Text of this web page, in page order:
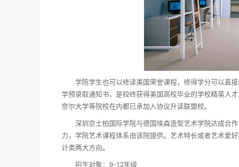
学院学生也可以修读美国荣誉课程，修得学分可以直接
学预录取通知书，是较终获得美国高校毕业的学校精英人
奈尔大学等院校在内都已承加入协议升读联盟校。
深圳京士柏国际学院与德国埃森造型艺术学院达成合作
力，学院艺术课程体系由该院提供。艺术特长或者艺术爱
计类两大方向。
招生对象：9-12年级